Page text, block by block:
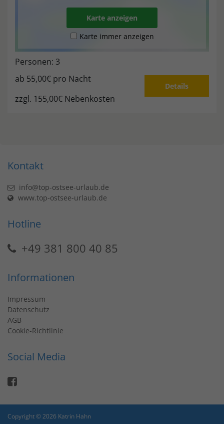
Karte anzeigen
Karte immer anzeigen
Personen: 3
ab 55,00€ pro Nacht
zzgl. 155,00€ Nebenkosten
Details
Kontakt
info@top-ostsee-urlaub.de
www.top-ostsee-urlaub.de
Hotline
+49 381 800 40 85
Informationen
Impressum
Datenschutz
AGB
Cookie-Richtlinie
Social Media
Copyright © 2026 Katrin Hahn